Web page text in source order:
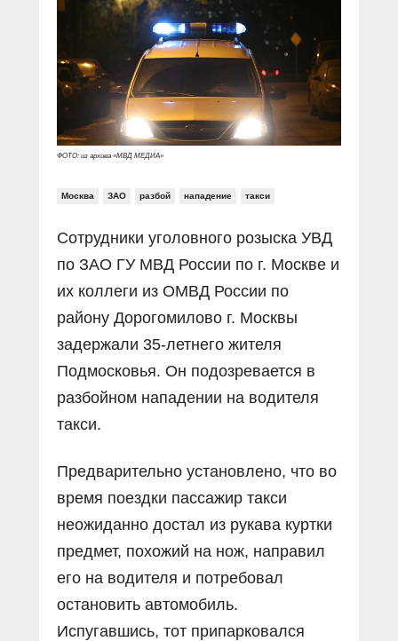
Социальные ролики
Документальные фильмы
Прямой разговор
Специальный репортаж
КиберПОСТОВОЙ
Газета «Щит и меч»
Журнал «Полиция России»
О ПОРТАЛЕ
Контакты
Вакансии
ФОТО: из архива «МВД МЕДИА»
Москва ЗАО разбой нападение такси
Сотрудники уголовного розыска УВД
по ЗАО ГУ МВД России по г. Москве и
их коллеги из ОМВД России по
району Дорогомилово г. Москвы
задержали 35-летнего жителя
Подмосковья. Он подозревается в
разбойном нападении на водителя
такси.
Предварительно установлено, что во
время поездки пассажир такси
неожиданно достал из рукава куртки
предмет, похожий на нож, направил
его на водителя и потребовал
остановить автомобиль.
Испугавшись, тот припарковался